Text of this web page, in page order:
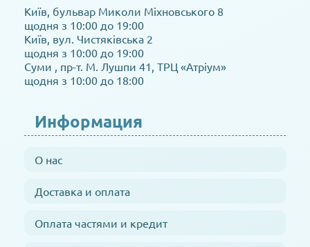
Київ, бульвар Миколи Міхновського 8
щодня з 10:00 до 19:00
Київ, вул. Чистяківська 2
щодня з 10:00 до 19:00
Суми , пр-т. М. Лушпи 41, ТРЦ «Атріум»
щодня з 10:00 до 18:00
Информация
О нас
Доставка и оплата
Оплата частями и кредит